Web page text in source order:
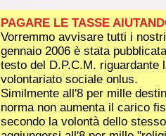
PAGARE LE TASSE
Vorremmo avvisare tutti i
gennaio 2006 è stata
testo del D.P.C.M. riguardante
volontariato sociale onlus.
Similmente all'8 per mille
norma non aumenta il carico
secondo la volontà dello